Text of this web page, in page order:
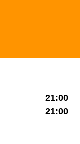
21:00
21:00